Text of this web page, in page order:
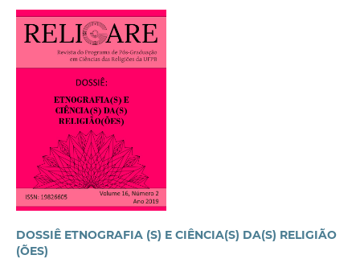
DOSSIÊ ETNOGRAFIA (S) E CIÊNCIA(S) DA(S) RELIGIÃO
(ÕES)